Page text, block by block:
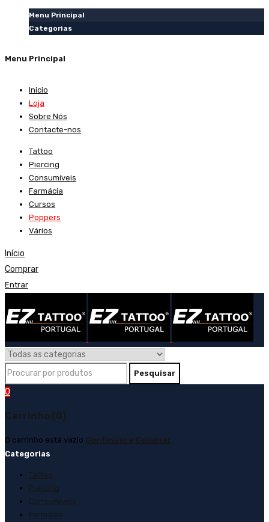
Menu Principal
Categorias
Menu Principal
Inicio
Loja
Sobre Nós
Contacte-nos
Tattoo
Piercing
Consumíveis
Farmácia
Cursos
Poppers
Vários
Início
Comprar
Entrar
0
Carrinho (0)
O carrinho está vazio Continuar a Comprar
Categorias
Tattoo
Piercing
Consumíveis
Farmácia